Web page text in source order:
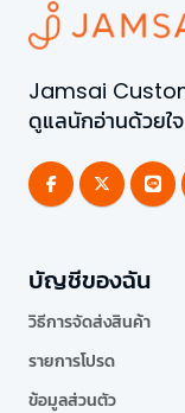
Jamsai
ดูแลนักอ่านด้วยใจ
บัญชีของฉัน
วิธีการจัดส่งสินค้า
รายการโปรด
ข้อมูลส่วนตัว